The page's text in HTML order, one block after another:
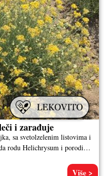
i zarađuje
sa svetolzelenim listovima i
rodu Helichrysum i porodici
Više >